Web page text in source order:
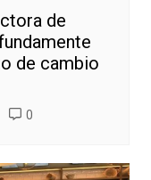
de
de cambio
0